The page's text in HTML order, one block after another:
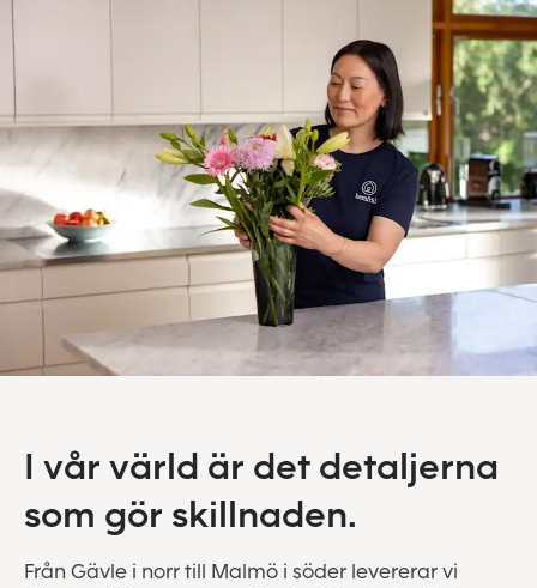
I vår värld är det detaljerna
som gör skillnaden.
Från Gävle i norr till Malmö i söder levererar vi